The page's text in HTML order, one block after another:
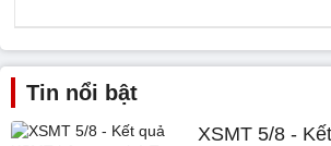
Tin nổi bật
XSMT 5/8 -